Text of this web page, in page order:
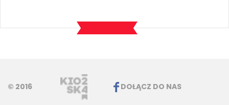
© 2016 DOŁĄCZ DO NAS